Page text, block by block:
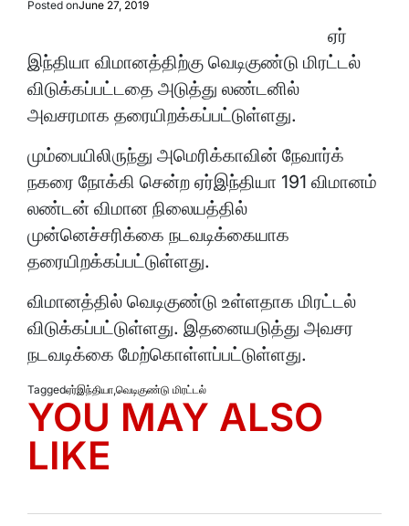
Posted onJune 27, 2019
ஏர்
இந்தியா விமானத்திற்கு வெடிகுண்டு மிரட்டல்
விடுக்கப்பட்டதை அடுத்து லண்டனில்
அவசரமாக தரையிறக்கப்பட்டுள்ளது.
மும்பையிலிருந்து அமெரிக்காவின் நேவார்க்
நகரை நோக்கி சென்ற ஏர்இந்தியா 191 விமானம்
லண்டன் விமான நிலையத்தில்
முன்னெச்சரிக்கை நடவடிக்கையாக
தரையிறக்கப்பட்டுள்ளது.
விமானத்தில் வெடிகுண்டு உள்ளதாக மிரட்டல்
விடுக்கப்பட்டுள்ளது. இதனையடுத்து அவசர
நடவடிக்கை மேற்கொள்ளப்பட்டுள்ளது.
Taggedஏர்இந்தியா,வெடிகுண்டு மிரட்டல்
YOU MAY ALSO
LIKE